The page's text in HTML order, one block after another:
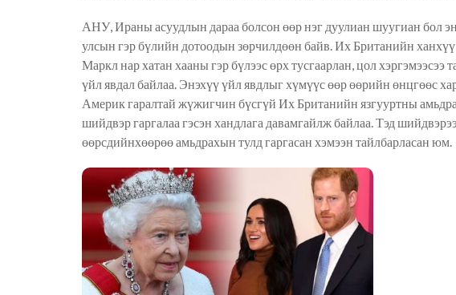
АНУ, Ираны асуудлын дараа болсон өөр нэг дуулиан шуугиан бол
улсын гэр бүлийн дотоодын зөрчилдөөн байв. Их Британийн
Маркл нар хатан хааны гэр бүлээс өрх тусгаарлан, цол хэргэмээсээ
үйл явдал байлаа. Энэхүү үйл явдлыг хүмүүс өөр өөрийн өнцгөөс
Америк гаралтай жүжигчин бүсгүй Их Британийн язгууртны
шийдвэр гаргалаа гэсэн хандлага давамгайлж байлаа. Тэд
өөрсдийнхөөрөө амьдрахын тулд гаргасан хэмээн тайлбарласан юм.